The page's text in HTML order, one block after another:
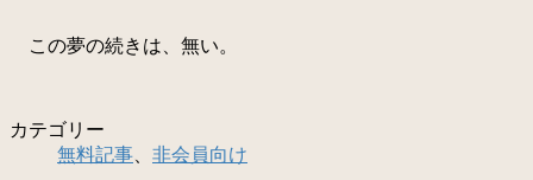
この夢の続きは、無い。
カテゴリー
無料記事
非会員向け